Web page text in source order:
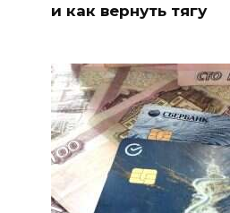
и как вернуть тягу